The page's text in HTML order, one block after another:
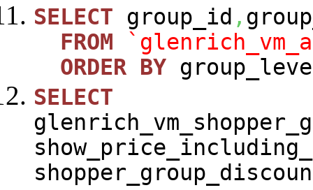
SELECT group_id ,
FROM
ORDER BY
SELECT